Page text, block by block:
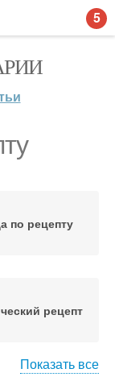
по рецепту
рецепт
Показать все
5